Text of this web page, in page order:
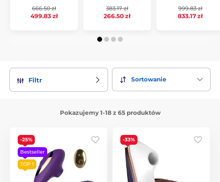
666.50 zł
499.83 zł
383.17 zł
266.50 zł
999.83 zł
833.17 zł
Filtr Sortowanie
Pokazujemy 1-18 z 65 produktów
-25%
Bestseller
TOP 1
-33%